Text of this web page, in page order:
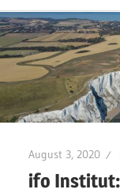
August 3, 2020
ifo